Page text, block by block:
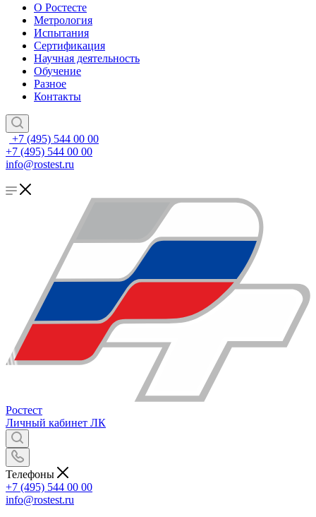
О Ростесте
Метрология
Испытания
Сертификация
Научная деятельность
Обучение
Разное
Контакты
+7 (495) 544 00 00
+7 (495) 544 00 00
info@rostest.ru
Ростест
Личный кабинет ЛК
Телефоны
+7 (495) 544 00 00
info@rostest.ru